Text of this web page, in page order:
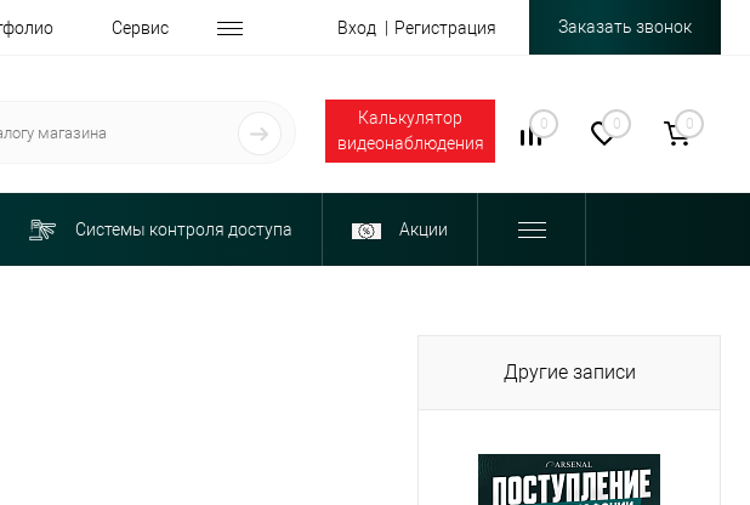
Сервис Вход Регистрация Заказать звонок
Калькулятор
видеонаблюдения
0 0 0
Системы контроля доступа Акции
Другие записи